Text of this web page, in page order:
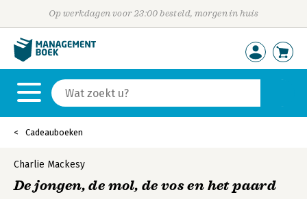
Op werkdagen voor 23:00 besteld, morgen in huis
Cadeauboeken
Charlie Mackesy
De jongen, de mol, de vos en het paard